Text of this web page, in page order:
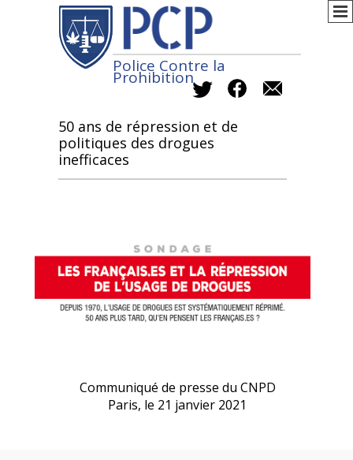
Police Contre la
Prohibition
50 ans de répression et de
politiques des drogues
inefficaces
Communiqué de presse du CNPD
Paris, le 21 janvier 2021